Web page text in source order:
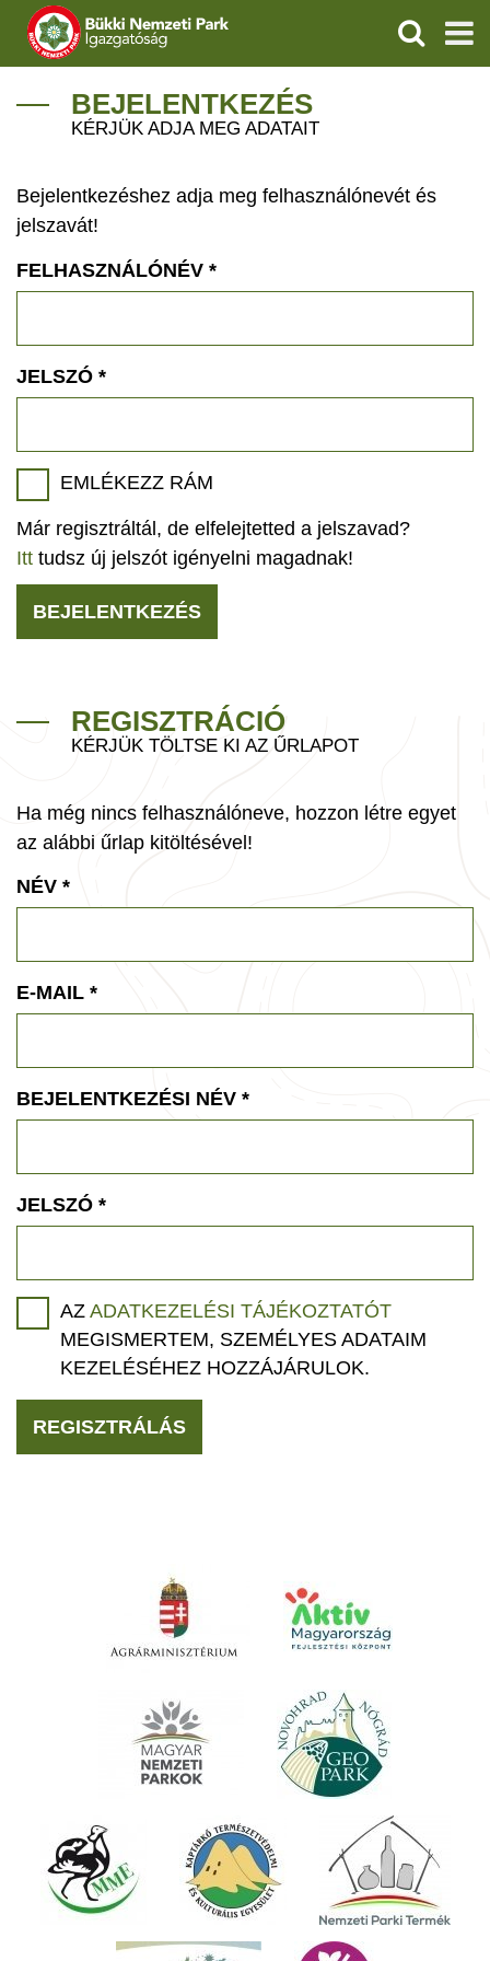
IGAZGATÓSÁG
VÍZVÉDELEM
ÖKOTURIZMUS
GEOPARKOK
KERESÉS
BEJELENTKEZÉS
KÉRJÜK ADJA MEG ADATAIT
Bejelentkezéshez adja meg felhasználónevét és
jelszavát!
FELHASZNÁLÓNÉV *
JELSZÓ *
EMLÉKEZZ RÁM
Már regisztráltál, de elfelejtetted a jelszavad?
Itt tudsz új jelszót igényelni magadnak!
BEJELENTKEZÉS
REGISZTRÁCIÓ
KÉRJÜK TÖLTSE KI AZ ŰRLAPOT
Ha még nincs felhasználóneve, hozzon létre egyet
az alábbi űrlap kitöltésével!
NÉV *
E-MAIL *
BEJELENTKEZÉSI NÉV *
JELSZÓ *
AZ ADATKEZELÉSI TÁJÉKOZTATÓT
MEGISMERTEM, SZEMÉLYES ADATAIM
KEZELÉSÉHEZ HOZZÁJÁRULOK.
REGISZTRÁLÁS